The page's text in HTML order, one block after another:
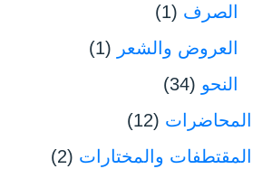
الصرف (1)
العروض والشعر (1)
النحو (34)
المحاضرات (12)
المقتطفات والمختارات (2)